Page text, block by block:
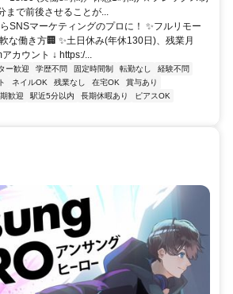
で前後させることが...
SNSマーケティングのプロに！ ✨フルリモー
な働き方🏢 ✨土日休み(年休130日)、残業月
カウント ↓ https:/...
ー歓迎 学歴不問 固定時間制 転勤なし
経験不問
ネイルOK 残業なし 在宅OK
賞与あり
歓迎 駅近5分以内 長期休暇あり
ピアスOK